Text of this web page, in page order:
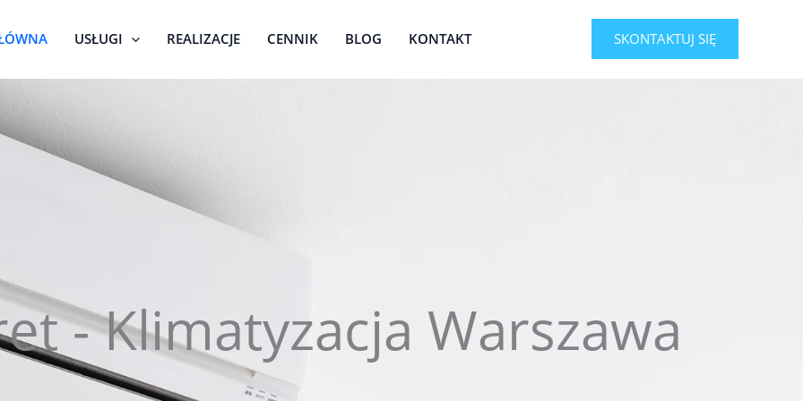
USŁUGI REALIZACJE CENNIK BLOG KONTAKT SKONTAKTUJ SIĘ
- Klimatyzacja Warszawa